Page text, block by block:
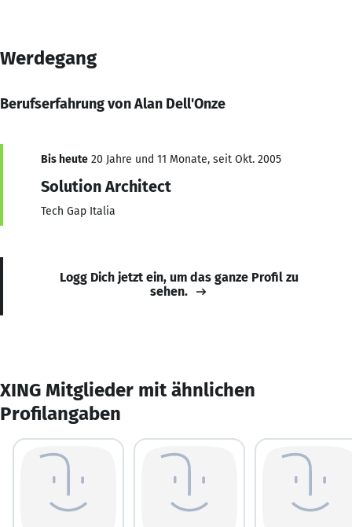
Werdegang
Berufserfahrung von Alan Dell'Onze
Bis heute 20 Jahre und 11 Monate, seit Okt. 2005
Solution Architect
Tech Gap Italia
Logg Dich jetzt ein, um das ganze Profil zu
sehen.
XING Mitglieder mit ähnlichen
Profilangaben